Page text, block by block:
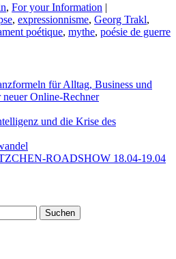
, For your Information |
, expressionnisme, Georg Trakl,
poétique, mythe, poésie de guerre
für Alltag, Business und
Online-Rechner
und die Krise des
ROADSHOW 18.04-19.04